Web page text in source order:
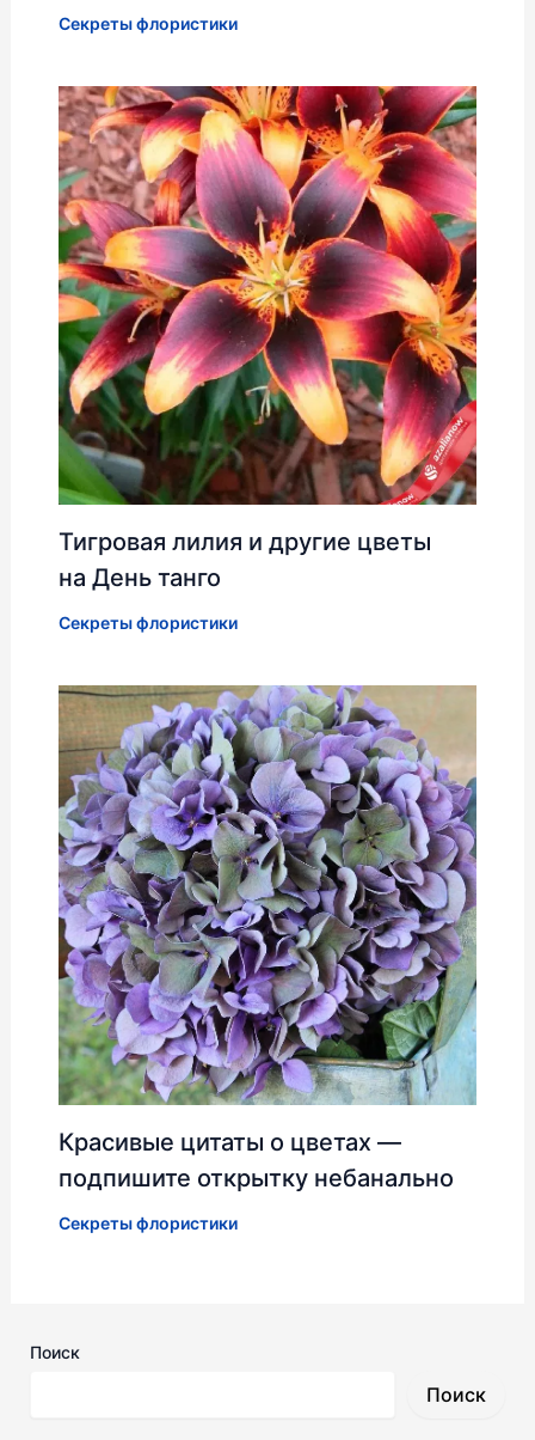
Секреты флористики
Тигровая лилия и другие цветы
на День танго
Секреты флористики
Красивые цитаты о цветах —
подпишите открытку небанально
Секреты флористики
Поиск
Поиск